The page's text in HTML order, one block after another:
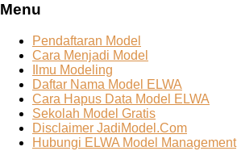
Menu
Pendaftaran Model
Cara Menjadi Model
Ilmu Modeling
Daftar Nama Model ELWA
Cara Hapus Data Model ELWA
Sekolah Model Gratis
Disclaimer JadiModel.Com
Hubungi ELWA Model Management